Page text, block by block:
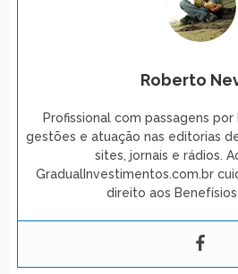
Roberto
Profissional com passagens
gestões e atuação nas editorias
sites, jornais e rádios.
GradualInvestimentos.com.br
direito aos Benefísios